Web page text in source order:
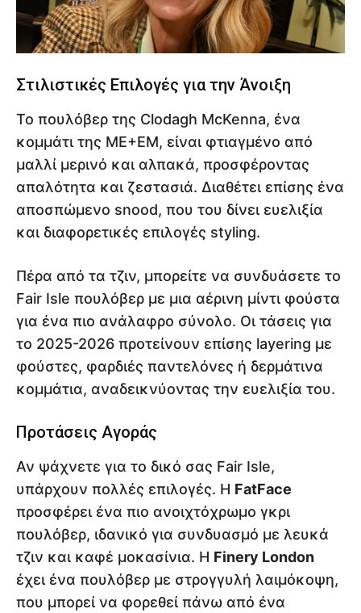
Στιλιστικές Επιλογές για την Άνοιξη
Το πουλόβερ της Clodagh McKenna, ένα
κομμάτι της ME+EM, είναι φτιαγμένο από
μαλλί μερινό και αλπακά, προσφέροντας
απαλότητα και ζεστασιά. Διαθέτει επίσης ένα
αποσπώμενο snood, που του δίνει ευελιξία
και διαφορετικές επιλογές styling.
Πέρα από τα τζιν, μπορείτε να συνδυάσετε το
Fair Isle πουλόβερ με μια αέρινη μίντι φούστα
για ένα πιο ανάλαφρο σύνολο. Οι τάσεις για
το 2025-2026 προτείνουν επίσης layering με
φούστες, φαρδιές παντελόνες ή δερμάτινα
κομμάτια, αναδεικνύοντας την ευελιξία του.
Προτάσεις Αγοράς
Αν ψάχνετε για το δικό σας Fair Isle,
υπάρχουν πολλές επιλογές. Η FatFace
προσφέρει ένα πιο ανοιχτόχρωμο γκρι
πουλόβερ, ιδανικό για συνδυασμό με λευκά
τζιν και καφέ μοκασίνια. Η Finery London
έχει ένα πουλόβερ με στρογγυλή λαιμόκοψη,
που μπορεί να φορεθεί πάνω από ένα